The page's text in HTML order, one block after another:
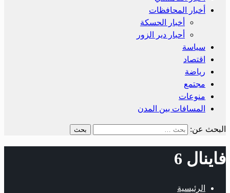
أخبار المحافظات
أخبار الحسكة
أحبار دير الزور
سياسة
اقتصاد
رياضة
مجتمع
منوعات
المسافات بين المدن
البحث عن:
فاينال 6
الرئيسية